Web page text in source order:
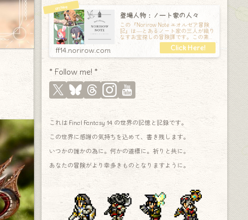
登場人物：ノート家の人々
この『Norirow Note エオルゼア冒険
記』は―とあるノート家の三人が織り
なすお宝探しの冒険譚です。この素敵
な Final Fantasy XIV の世界を旅しな
ff14.norirow.com
* Follow me! *
これは Final Fantasy 14 の世界の記憶と記録です。
この世界に感謝の気持ちを込めて、書き残します。
いつかの誰かの為に。何かの道標に。祈りと共に。
あなたの冒険がより幸多きものとなりますように。